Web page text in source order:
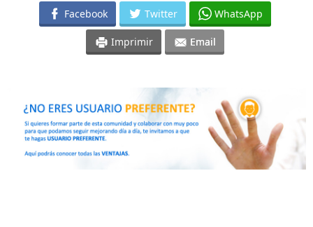
Facebook Twitter WhatsApp
Imprimir Email